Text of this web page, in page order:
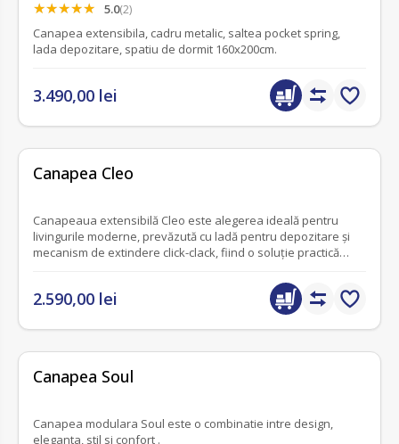
5.0(2)
Canapea extensibila, cadru metalic, saltea pocket spring,
lada depozitare, spatiu de dormit 160x200cm.
3.490,00 lei
Canapea Cleo
Canapeaua extensibilă Cleo este alegerea ideală pentru
livingurile moderne, prevăzută cu ladă pentru depozitare și
mecanism de extindere click-clack, fiind o soluție practică
2.590,00 lei
Canapea Soul
Canapea modulara Soul este o combinatie intre design,
eleganta, stil si confort .